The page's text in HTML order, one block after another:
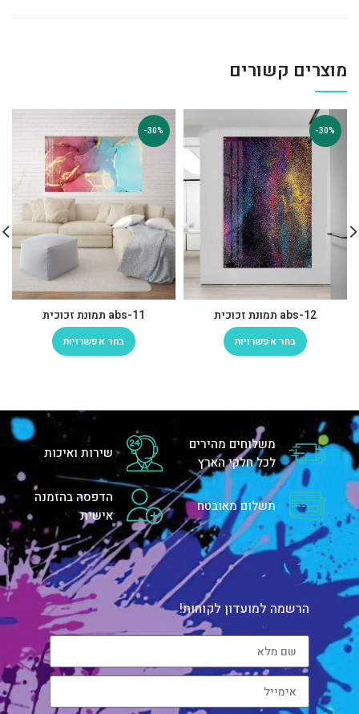
מוצרים קשורים
-30%
abs-12 תמונת זכוכית
בחר אפשרויות
-30%
abs-11 תמונת זכוכית
בחר אפשרויות
משלוחים מהירים
לכל חלקי הארץ
שירות ואיכות
תשלום מאובטח
הדפסה בהזמנה
אישית
הרשמה למועדון לקוחות!